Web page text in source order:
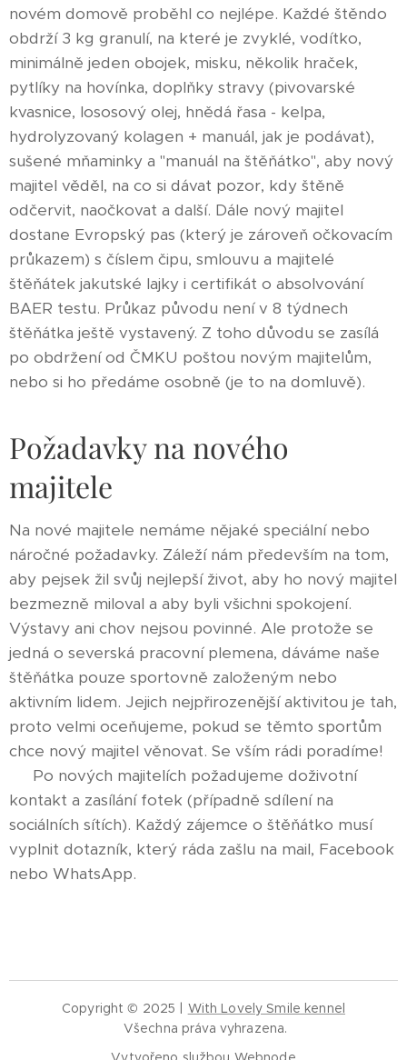
novém domově proběhl co nejlépe. Každé štěndo
obdrží 3 kg granulí, na které je zvyklé, vodítko,
minimálně jeden obojek, misku, několik hraček,
pytlíky na hovínka, doplňky stravy (pivovarské
kvasnice, lososový olej, hnědá řasa - kelpa,
hydrolyzovaný kolagen + manuál, jak je podávat),
sušené mňaminky a "manuál na štěňátko", aby nový
majitel věděl, na co si dávat pozor, kdy štěně
odčervit, naočkovat a další. Dále nový majitel
dostane Evropský pas (který je zároveň očkovacím
průkazem) s číslem čipu, smlouvu a majitelé
štěňátek jakutské lajky i certifikát o absolvování
BAER testu. Průkaz původu není v 8 týdnech
štěňátka ještě vystavený. Z toho důvodu se zasílá
po obdržení od ČMKU poštou novým majitelům,
nebo si ho předáme osobně (je to na domluvě).
Požadavky na nového
majitele
Na nové majitele nemáme nějaké speciální nebo
náročné požadavky. Záleží nám především na tom,
aby pejsek žil svůj nejlepší život, aby ho nový majitel
bezmezně miloval a aby byli všichni spokojení.
Výstavy ani chov nejsou povinné. Ale protože se
jedná o severská pracovní plemena, dáváme naše
štěňátka pouze sportovně založeným nebo
aktivním lidem. Jejich nejpřirozenější aktivitou je tah,
proto velmi oceňujeme, pokud se těmto sportům
chce nový majitel věnovat. Se vším rádi poradíme!
♥ Po nových majitelích požadujeme doživotní
kontakt a zasílání fotek (případně sdílení na
sociálních sítích). Každý zájemce o štěňátko musí
vyplnit dotazník, který ráda zašlu na mail, Facebook
nebo WhatsApp.
Copyright © 2025 | With Lovely Smile kennel
Všechna práva vyhrazena.